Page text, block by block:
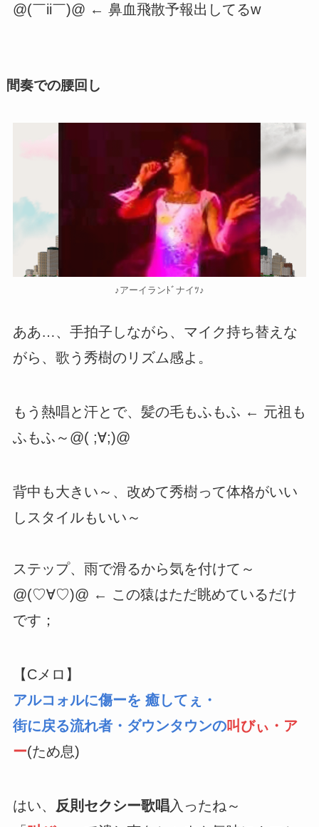
@(￣ii￣)@ ← 鼻血飛散予報出してるw
間奏での腰回し
♪アーイランﾄﾞナイﾂ♪
ああ…、手拍子しながら、マイク持ち替えな
がら、歌う秀樹のリズム感よ。
もう熱唱と汗とで、髪の毛もふもふ ← 元祖も
ふもふ～@( ;∀;)@
背中も大きい～、改めて秀樹って体格がいい
しスタイルもいい～
ステップ、雨で滑るから気を付けて～
@(♡∀♡)@ ← この猿はただ眺めているだけ
です；
【Cメロ】
アルコォルに傷ーを 癒してぇ・
街に戻る流れ者・ダウンタウンの叫びぃ・ア
ー(ため息)
はい、 反則セクシー歌唱入ったね～